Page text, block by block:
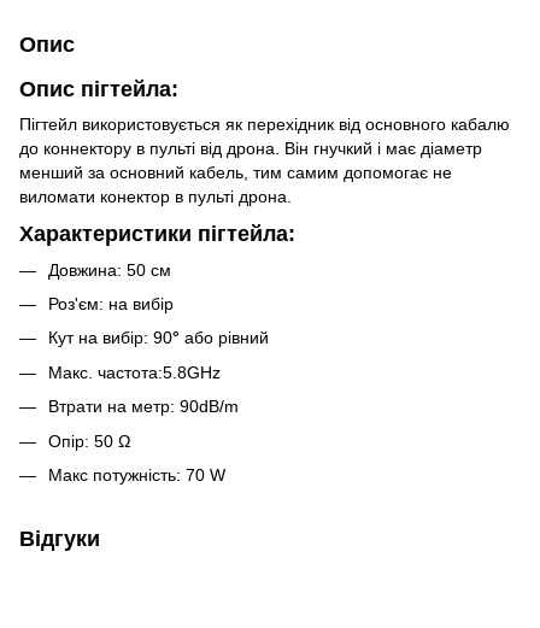
Опис
Опис пігтейла:
Пігтейл використовується як перехідник від основного кабалю
до коннектору в пульті від дрона. Він гнучкий і має діаметр
менший за основний кабель, тим самим допомогає не
виломати конектор в пульті дрона.
Характеристики пігтейла:
Довжина: 50 см
Роз'єм: на вибір
Кут на вибір: 90° або рівний
Макс. частота:5.8GHz
Втрати на метр: 90dB/m
Опір: 50 Ω
Макс потужність: 70 W
Відгуки